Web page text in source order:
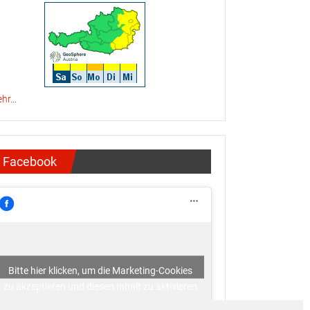
Facebook
Bitte hier klicken, um die Marketing-Cookies